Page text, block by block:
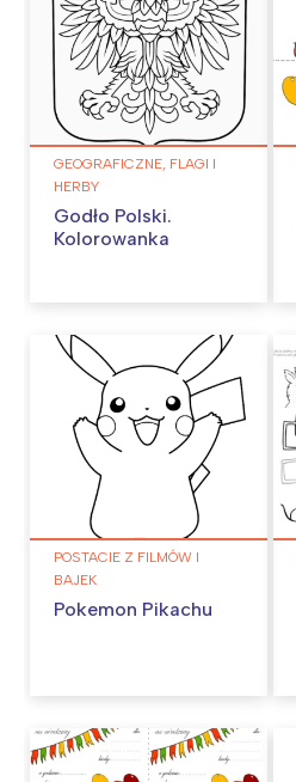
GEOGRAFICZNE, FLAGI I
HERBY
Godło Polski.
Kolorowanka
POSTACIE Z FILMÓW I
BAJEK
Pokemon Pikachu